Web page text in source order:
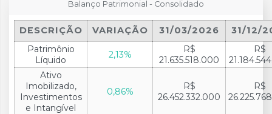
Balanço Patrimonial - Consolidado
DESCRIÇÃO VARIAÇÃO 31/03/2026
31/12/
Patrimônio
Líquido
2,13%
R$
21.635.518.000
R$
Ativo
Imobilizado,
Investimentos
e Intangível
0,86%
R$
26.452.332.000
R$